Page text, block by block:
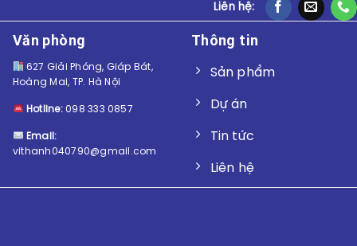
Liên hệ:
Văn phòng
627 Giải Phóng, Giáp Bát,
Hoàng Mai, TP. Hà Nội
Hotline:098 333 0857
Email:
vithanh040790@gmail.com
Thông tin
Sản phẩm
Dự án
Tin tức
Liên hệ